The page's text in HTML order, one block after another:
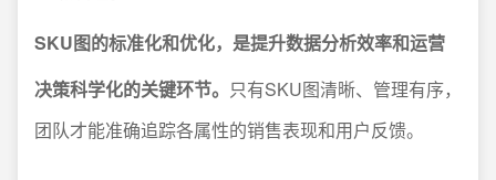
SKU图的标准化和优化，是提升数据分析效率和运营
决策科学化的关键环节。 只有SKU图清晰、管理有序，
团队才能准确追踪各属性的销售表现和用户反馈。